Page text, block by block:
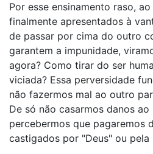
Por esse ensinamento raso,
finalmente apresentados à
de passar por cima do outro
garantem a impunidade,
agora? Como tirar do ser
viciada? Essa perversidade
não fazermos mal ao outro
De só não casarmos danos
percebermos que pagaremos
castigados por "Deus" ou pela